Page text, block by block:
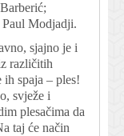
Modjadji.
sjajno je i
različitih
ih spaja – ples!
svježe i
plesačima da
taj će način